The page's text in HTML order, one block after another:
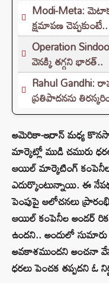
Modi-Meta:
క్షమాపణ
Operation
వెనక్కి తగ్గని భారత్..
Rahul Gandhi:
ప్రతిపాదనను
అమెరికా-ఇరాన్ మధ్య
మార్కెట్లో ముడి చమురు
ఆయిల్ మార్కెటింగ్
ఎదుర్కొంటున్నాయి. ఈ
పెంపుపై ఆలోచనలు
ఆయిల్ కంపెనీల అండర్
ఉందని.. అందులో సుమారు
అవకాశముందని అంచనా
ధరలు పెంచక తప్పదని ఓ